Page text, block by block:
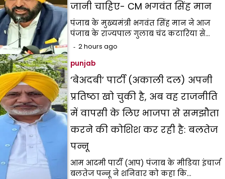
जानी चाहिए- CM भगवंत सिंह मान
पंजाब के मुख्यमंत्री भगवंत सिंह मान ने आज
पंजाब के राज्यपाल गुलाब चंद कटारिया से…
2 hours ago
punjab
‘बेअदबी’ पार्टी (अकाली दल) अपनी
प्रतिष्ठा खो चुकी है, अब वह राजनीति
में वापसी के लिए भाजपा से समझौता
करने की कोशिश कर रही है: बलतेज
पन्नू
आम आदमी पार्टी (आप) पंजाब के मीडिया इंचार्ज
बलतेज पन्नू ने शनिवार को कहा कि…